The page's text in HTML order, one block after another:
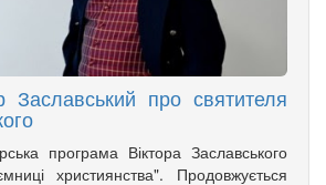
Заславський про святителя
програма Віктора Заславського
християнства". Продовжується